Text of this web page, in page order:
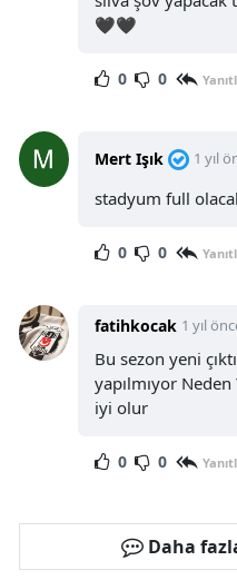
🖤🖤
0 0
Mert Işık 1 yıl
stadyum full
0 0
fatihkocak 1 yıl
Bu sezon yeni
yapılmıyor
iyi olur
0 0
Daha